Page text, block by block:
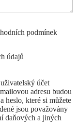
podmínek
údajů
účet
adresu budou
heslo, které si můžete
jsou považovány
daňových a jiných